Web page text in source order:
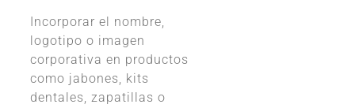
Incorporar el nombre,
logotipo o imagen
corporativa en productos
como jabones, kits
dentales, zapatillas o